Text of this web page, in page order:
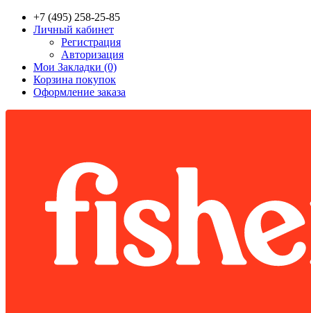
+7 (495) 258-25-85
Личный кабинет
Регистрация
Авторизация
Мои Закладки (0)
Корзина покупок
Оформление заказа